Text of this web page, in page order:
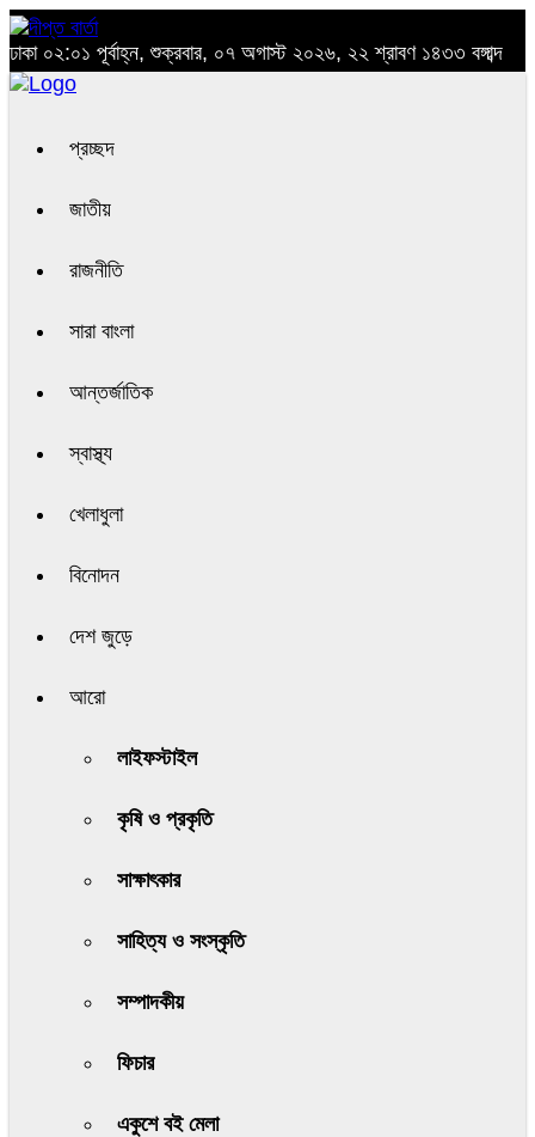
ঢাকা ০২:০১ পূর্বাহ্ন, শুক্রবার, ০৭ অগাস্ট ২০২৬, ২২ শ্রাবণ ১৪৩৩ বঙ্গাব্দ
প্রচ্ছদ
জাতীয়
রাজনীতি
সারা বাংলা
আন্তর্জাতিক
স্বাস্থ্য
খেলাধুলা
বিনোদন
দেশ জুড়ে
আরো
লাইফস্টাইল
কৃষি ও প্রকৃতি
সাক্ষাৎকার
সাহিত্য ও সংস্কৃতি
সম্পাদকীয়
ফিচার
একুশে বই মেলা